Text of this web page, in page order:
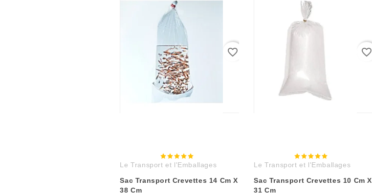
favorite_border
Le Transport et l'Emballages
Sac Transport Crevettes 14 Cm X
38 Cm
favorite_border
Le Transport et l'Emballages
Sac Transport Crevettes 10 Cm X
31 Cm